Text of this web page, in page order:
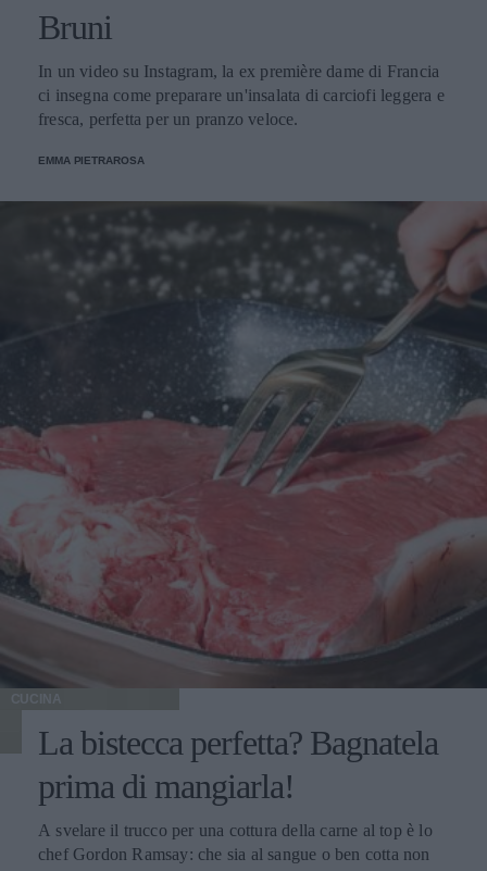
Bruni
In un video su Instagram, la ex première dame di Francia
ci insegna come preparare un'insalata di carciofi leggera e
fresca, perfetta per un pranzo veloce.
EMMA PIETRAROSA
CUCINA
La bistecca perfetta? Bagnatela
prima di mangiarla!
A svelare il trucco per una cottura della carne al top è lo
chef Gordon Ramsay: che sia al sangue o ben cotta non